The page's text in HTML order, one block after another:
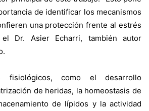
de identificar los mecanismos
una protección frente al estrés
el Dr. Asier Echarri, también autor
fisiológicos, como el desarrollo
de heridas, la homeostasis de
de lípidos y la actividad